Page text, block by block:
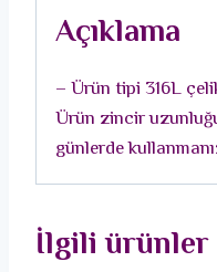
Kadın
adet
Açıklama
– Ürün tipi 316L
Ürün zincir
günlerde
İlgili ürünler